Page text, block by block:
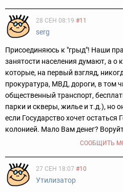
28 СЕН 08:19 #11
serg
Присоединяюсь к "грыд"! Наши
занятости населения думают, а о
которые, на первый взгляд,
прокуратура, МВД, дороги, в том
общественный транспорт,
парки и скверы, жилье и т.д.), но
если Государство хочет остаться
колонией. Мало Вам денег?
СООБЩИТЬ
27 СЕН 18:07 #10
Утилизатор